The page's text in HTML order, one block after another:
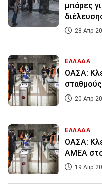
μπάρες
28 Απρ
ΕΛΛΑΔΑ
ΟΑΣΑ:
20 Απρ
ΕΛΛΑΔΑ
ΟΑΣΑ:
ΑΜΕΑ
19 Απρ